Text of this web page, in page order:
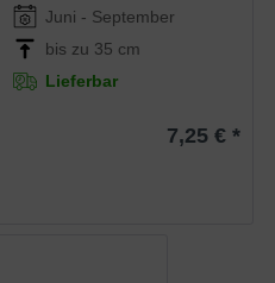
Juni - September
bis zu 35 cm
Lieferbar
7,25 € *